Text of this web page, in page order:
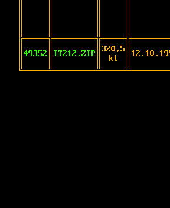
49352 IT212.ZIP
320,5
kt